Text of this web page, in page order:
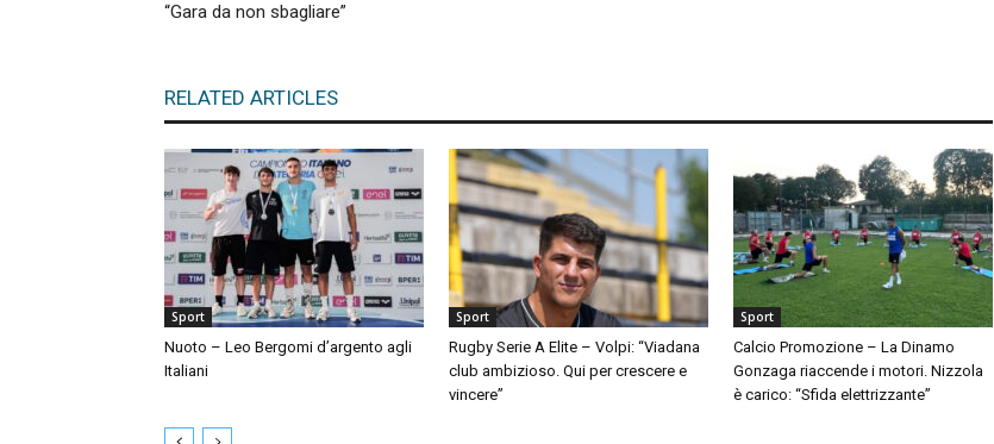
“Gara da non sbagliare”
RELATED ARTICLES
Sport
Nuoto – Leo Bergomi d’argento agli
Italiani
Sport
Rugby Serie A Elite – Volpi: “Viadana
club ambizioso. Qui per crescere e
vincere”
Sport
Calcio Promozione – La Dinamo
Gonzaga riaccende i motori. Nizzola
è carico: “Sfida elettrizzante”